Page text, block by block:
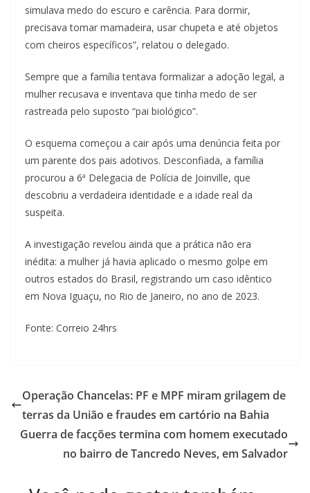
simulava medo do escuro e carência. Para dormir,
precisava tomar mamadeira, usar chupeta e até objetos
com cheiros específicos”, relatou o delegado.
Sempre que a família tentava formalizar a adoção legal, a
mulher recusava e inventava que tinha medo de ser
rastreada pelo suposto “pai biológico”.
O esquema começou a cair após uma denúncia feita por
um parente dos pais adotivos. Desconfiada, a família
procurou a 6ª Delegacia de Polícia de Joinville, que
descobriu a verdadeira identidade e a idade real da
suspeita.
A investigação revelou ainda que a prática não era
inédita: a mulher já havia aplicado o mesmo golpe em
outros estados do Brasil, registrando um caso idêntico
em Nova Iguaçu, no Rio de Janeiro, no ano de 2023.
Fonte: Correio 24hrs
Operação Chancelas: PF e MPF miram grilagem de
terras da União e fraudes em cartório na Bahia
Guerra de facções termina com homem executado
no bairro de Tancredo Neves, em Salvador